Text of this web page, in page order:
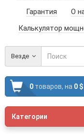
Гарантия
О
Калькулятор
Везде
0 товаров, на 0 $
Категории